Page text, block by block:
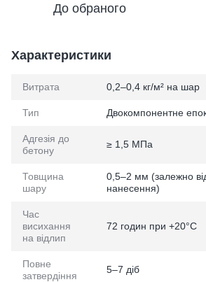
До обраного
Характеристики
Витрата 0,2–0,4 кг/м² на шар
Тип Двокомпонентне
Адгезія до
бетону
≥ 1,5 МПа
Товщина
шару
0,5–2 мм (залежно
нанесення)
Час
висихання
на відлип
72 годин при +20°C
Повне
затвердіння
5–7 діб